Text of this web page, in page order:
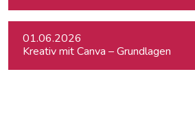
01.06.2026
Kreativ mit Canva – Grundlagen